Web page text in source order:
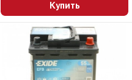
Купить